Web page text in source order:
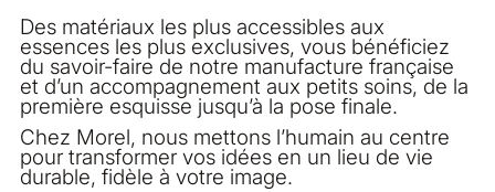
Des matériaux les plus accessibles aux
essences les plus exclusives, vous bénéficiez
du savoir-faire de notre manufacture française
et d’un accompagnement aux petits soins, de la
première esquisse jusqu’à la pose finale.
Chez Morel, nous mettons l’humain au centre
pour transformer vos idées en un lieu de vie
durable, fidèle à votre image.